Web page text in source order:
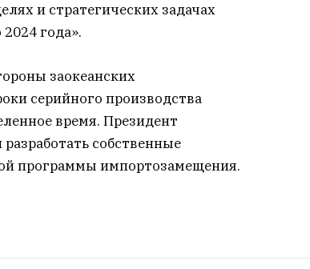
и стратегических задачах
года».
заокеанских
серийного производства
время. Президент
собственные
программы импортозамещения.